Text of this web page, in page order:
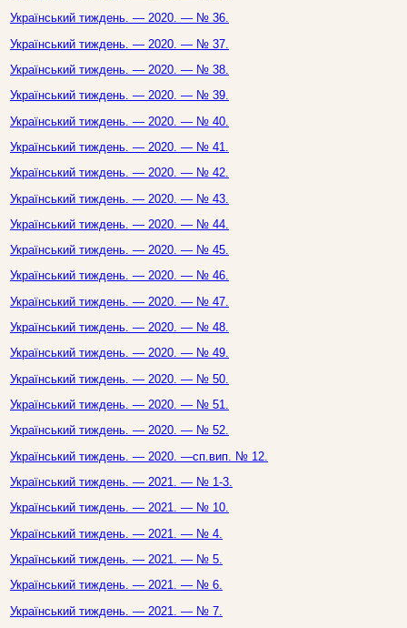
Український тиждень. — 2020. — № 36.
Український тиждень. — 2020. — № 37.
Український тиждень. — 2020. — № 38.
Український тиждень. — 2020. — № 39.
Український тиждень. — 2020. — № 40.
Український тиждень. — 2020. — № 41.
Український тиждень. — 2020. — № 42.
Український тиждень. — 2020. — № 43.
Український тиждень. — 2020. — № 44.
Український тиждень. — 2020. — № 45.
Український тиждень. — 2020. — № 46.
Український тиждень. — 2020. — № 47.
Український тиждень. — 2020. — № 48.
Український тиждень. — 2020. — № 49.
Український тиждень. — 2020. — № 50.
Український тиждень. — 2020. — № 51.
Український тиждень. — 2020. — № 52.
Український тиждень. — 2020. —сп.вип. № 12.
Український тиждень. — 2021. — № 1-3.
Український тиждень. — 2021. — № 10.
Український тиждень. — 2021. — № 4.
Український тиждень. — 2021. — № 5.
Український тиждень. — 2021. — № 6.
Український тиждень. — 2021. — № 7.